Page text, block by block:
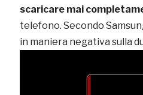
scaricare mai
telefono. Secondo
in maniera negativa sulla